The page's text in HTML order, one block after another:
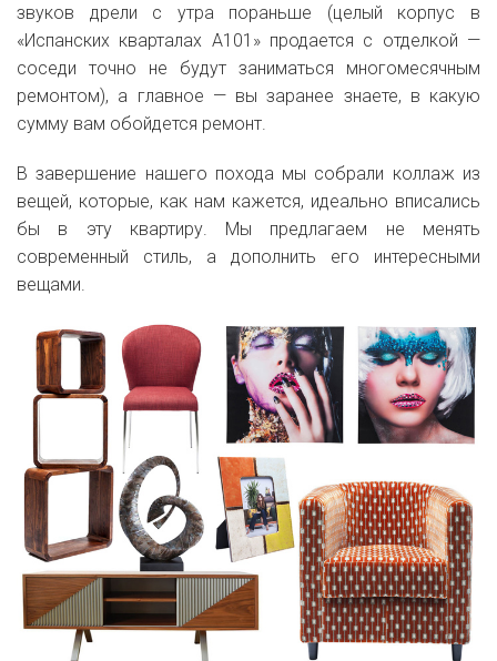
звуков дрели с утра пораньше (целый корпус в
«Испанских кварталах А101» продается с отделкой —
соседи точно не будут заниматься многомесячным
ремонтом), а главное — вы заранее знаете, в какую
сумму вам обойдется ремонт.
В завершение нашего похода мы собрали коллаж из
вещей, которые, как нам кажется, идеально вписались
бы в эту квартиру. Мы предлагаем не менять
современный стиль, а дополнить его интересными
вещами.